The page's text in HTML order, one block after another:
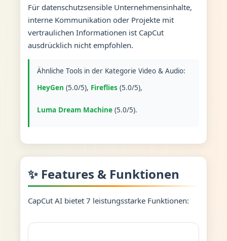
Für datenschutzsensible Unternehmensinhalte,
interne Kommunikation oder Projekte mit
vertraulichen Informationen ist CapCut
ausdrücklich nicht empfohlen.
Ähnliche Tools in der Kategorie Video & Audio:
HeyGen (5.0/5), Fireflies(5.0/5),
Luma Dream Machine(5.0/5).
✨ Features & Funktionen
CapCut AI bietet 7 leistungsstarke Funktionen: